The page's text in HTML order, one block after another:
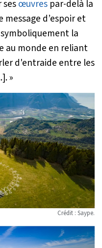
œuvres par-delà la
d’espoir et
la
au monde en reliant
d'entraide entre les
»
Crédit : Saype.